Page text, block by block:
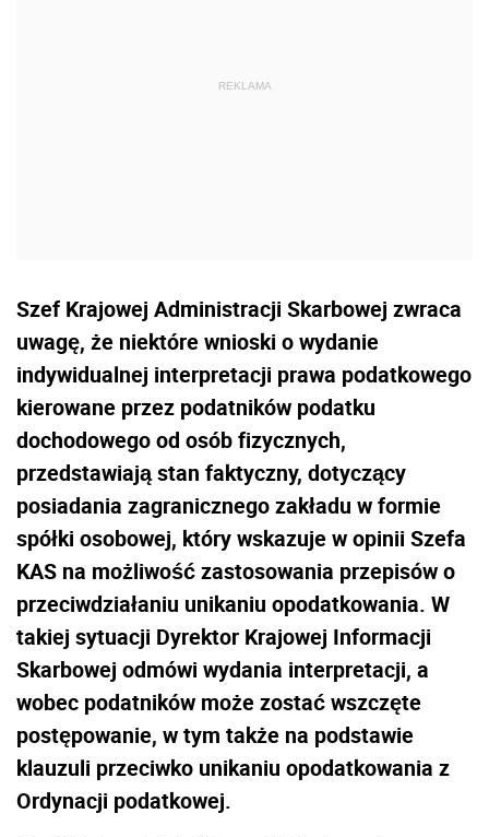
Szef Krajowej Administracji Skarbowej zwraca
uwagę, że niektóre wnioski o wydanie
indywidualnej interpretacji prawa podatkowego
kierowane przez podatników podatku
dochodowego od osób fizycznych,
przedstawiają stan faktyczny, dotyczący
posiadania zagranicznego zakładu w formie
spółki osobowej, który wskazuje w opinii Szefa
KAS na możliwość zastosowania przepisów o
przeciwdziałaniu unikaniu opodatkowania. W
takiej sytuacji Dyrektor Krajowej Informacji
Skarbowej odmówi wydania interpretacji, a
wobec podatników może zostać wszczęte
postępowanie, w tym także na podstawie
klauzuli przeciwko unikaniu opodatkowania z
Ordynacji podatkowej.